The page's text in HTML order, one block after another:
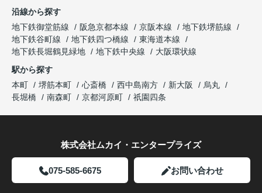
沿線から探す
地下鉄御堂筋線
阪急京都本線 京阪本線
地下鉄堺筋線
地下鉄谷町線
地下鉄四つ橋線
東海道本線
地下鉄長堀鶴見緑地
地下鉄中央線
大阪環状線
駅から探す
本町
堺筋本町 心斎橋 西中島南方 新大阪
烏丸
長堀橋
南森町 京都河原町 祇園四条
株式会社ムカイ・エンタープライズ
075-585-6675 お問い合わせ